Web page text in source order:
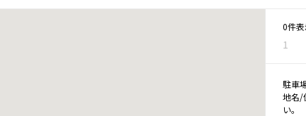
0件
1
駐車
地名/
い。